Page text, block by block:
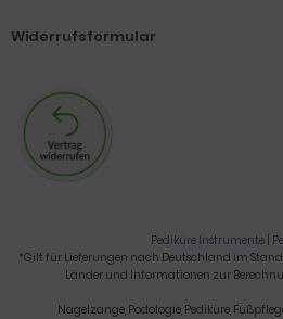
Widerrufsformular
Pediküre Instrumente |
*Gilt für Lieferungen nach Deutschland im
Länder und Informationen zur
Nagelzange, Podologie, Pediküre,